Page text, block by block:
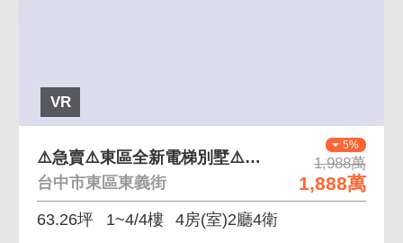
VR
5%
1,988萬
1,888萬
⚠️急賣⚠️東區全新電梯別墅⚠️10米路併排雙車
台中市東區東義街
63.26坪 1~4/4樓 4房(室)2廳4衛